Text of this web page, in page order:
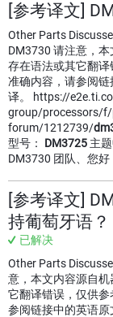
[参考译文]
Other Parts
DM3730 请注意，
存在语法或其它翻
准确内容，请参阅
译。 https://
group/processors/f/
forum/1212739/
型号： DM3725 主
DM3730 团队、您好
[参考译文]
持葡萄牙语？
已解决
Other Parts
意，本文内容源自
它翻译错误，仅供
参阅链接中的英语原